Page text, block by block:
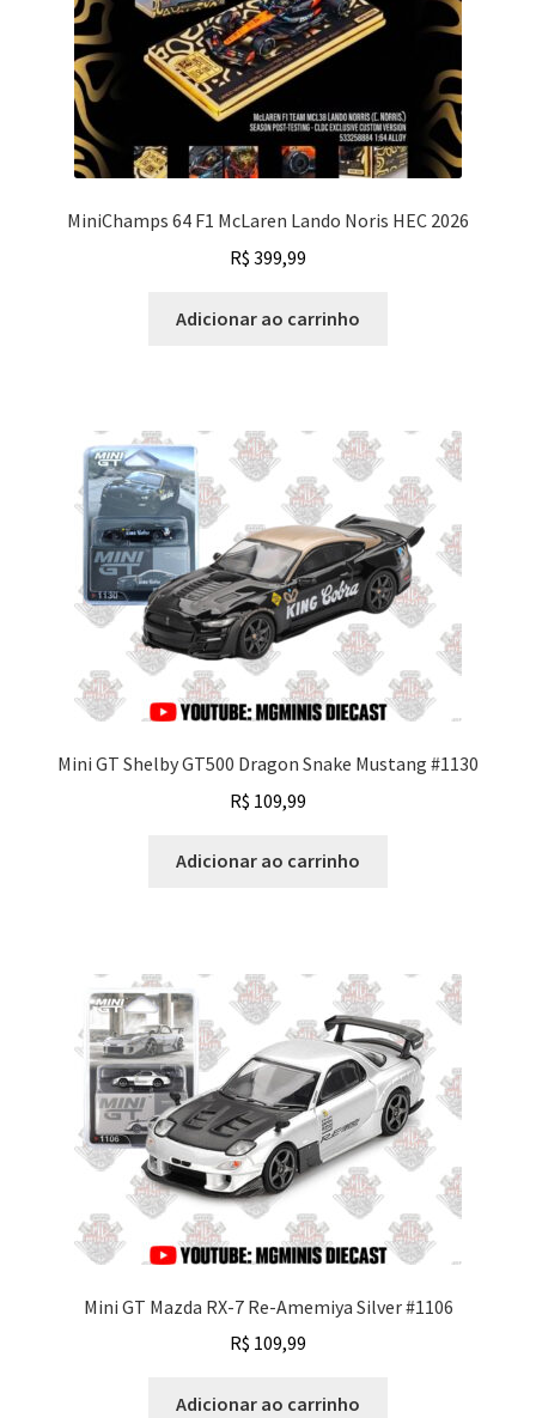
MiniChamps 64 F1 McLaren Lando Noris HEC 2026
R$ 399,99
Adicionar ao carrinho
Mini GT Shelby GT500 Dragon Snake Mustang #1130
R$ 109,99
Adicionar ao carrinho
Mini GT Mazda RX-7 Re-Amemiya Silver #1106
R$ 109,99
Adicionar ao carrinho